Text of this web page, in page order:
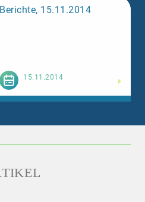
Berichte, 15.11.2014
15.11.2014